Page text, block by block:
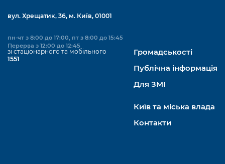
вул. Хрещатик, 36, м. Київ, 01001
пн-чт з 8:00 до 17:00, пт з 8:00 до 15:45
Перерва з 12:00 до 12:45
зі стаціонарного та мобільного
1551
Громадськості
Публічна інформація
Для ЗМІ
Київ та міська влада
Контакти